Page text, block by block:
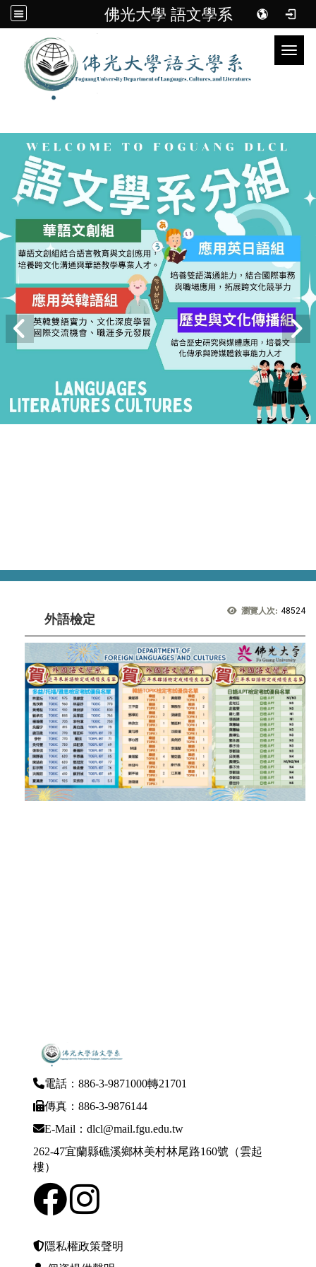
佛光大學 語文學系
瀏覽人次: 48524
外語檢定
電話：886-3-9871000轉21701
傳真：886-3-9876144
E-Mail：dlcl@mail.fgu.edu.tw
262-47宜蘭縣礁溪鄉林美村林尾路160號（雲起
樓）
隱私權政策聲明